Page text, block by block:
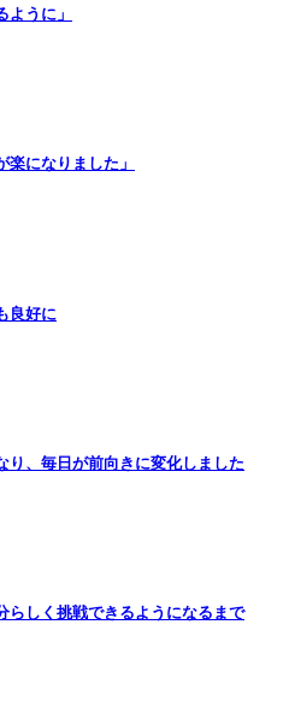
ように」
楽になりました」
良好に
り、毎日が前向きに変化しました
らしく挑戦できるようになるまで